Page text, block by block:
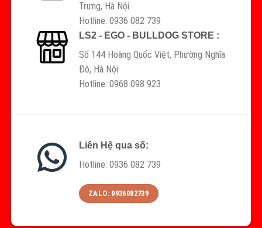
Trưng, Hà Nội
Hotline: 0936 082 739
LS2 - EGO - BULLDOG STORE :
Số 144 Hoàng Quốc Việt, Phường Nghĩa
Đô, Hà Nội
Hotline: 0968 098 923
Liên Hệ qua số:
Hotline: 0936 082 739
ZALO: 0936082739